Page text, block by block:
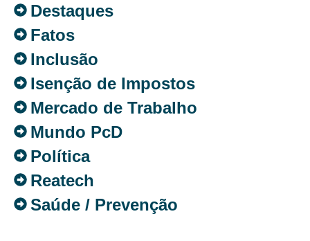
Destaques
Fatos
Inclusão
Isenção de Impostos
Mercado de Trabalho
Mundo PcD
Política
Reatech
Saúde / Prevenção